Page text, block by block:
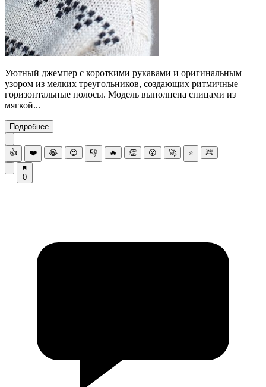
Уютный джемпер с короткими рукавами и оригинальным
узором из мелких треугольников, создающих ритмичные
горизонтальные полосы. Модель выполнена спицами из
мягкой...
Подробнее
👍 ❤️ 😂 😍 👎 🔥 👏 😮 🚀 ⭐ 💩
0